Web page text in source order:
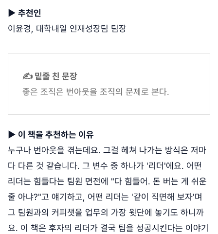
▶ 추천인
이윤경, 대학내일 인재성장팀 팀장
✍ 밑줄 친 문장
좋은 조직은 번아웃을 조직의 문제로 본다.
▶ 이 책을 추천하는 이유
누구나 번아웃을 겪는데요. 그걸 헤쳐 나가는 방식은 저마
다 다른 것 같습니다. 그 변수 중 하나가 '리더'에요. 어떤
리더는 힘들다는 팀원 면전에 "다 힘들어. 돈 버는 게 쉬운
줄 아냐?"고 얘기하고, 어떤 리더는 '같이 직면해 보자'며
그 팀원과의 커피챗을 업무의 가장 윗단에 놓기도 하니까
요. 이 책은 후자의 리더가 결국 팀을 성공시킨다는 이야기